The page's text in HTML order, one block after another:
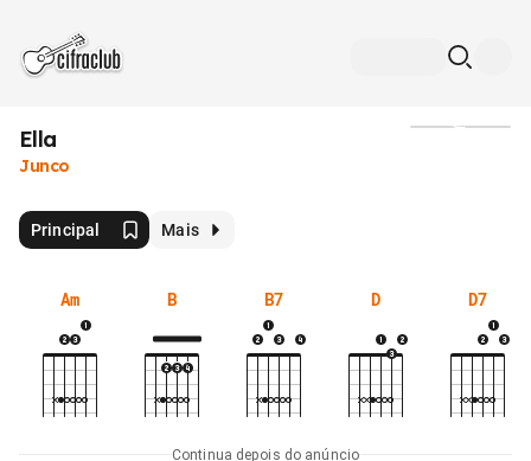
Ella
Junco
Principal Mais
Am B B7 D D7
Continua depois do anúncio